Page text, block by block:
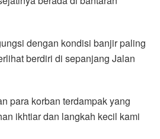
dengan kondisi banjir paling
berdiri di sepanjang Jalan
para korban terdampak yang
ikhtiar dan langkah kecil kami